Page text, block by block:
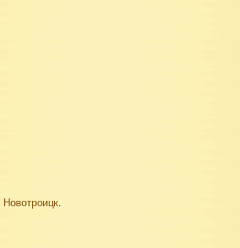
Новотроицк.